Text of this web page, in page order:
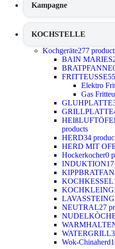
Kampagne
KOCHSTELLE
Kochgeräte277
BAIN MARIES
BRATPFANNE
FRITTEUSSE
Elektro
Gas
GLUHPLATTE
GRILLPLATTE
products
HERD34
HERD MIT
Hockerkocher0
INDUKTION
KOCHKESSEL
NEUTRAL27
WATERGRILL
Wok-Chinaherd